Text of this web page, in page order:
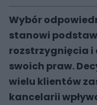
Wybór
stanowi
rozstrzygnięcia i
swoich praw.
wielu klientów
kancelarii